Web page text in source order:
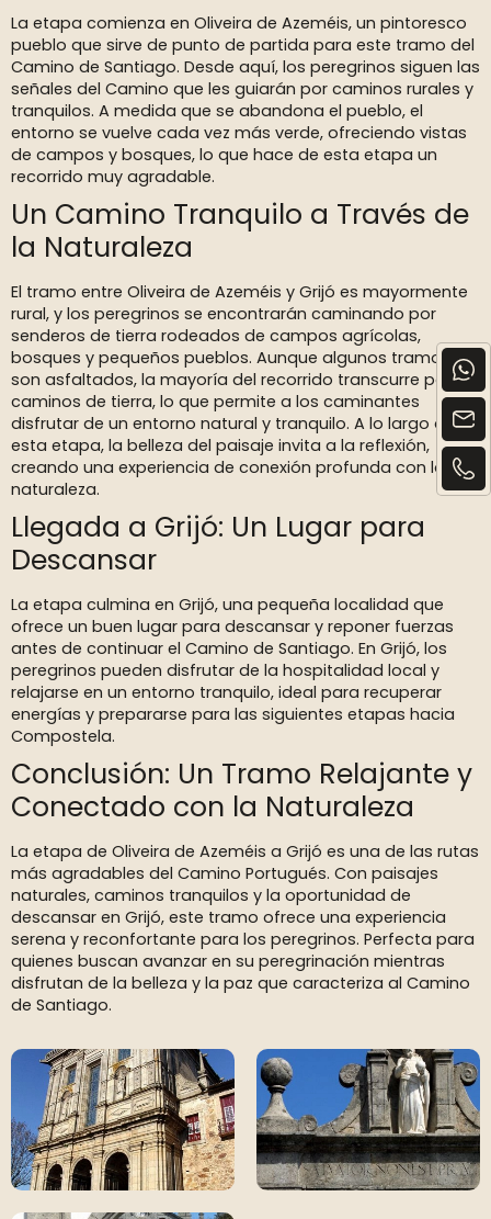
La etapa comienza en Oliveira de Azeméis, un pintoresco
pueblo que sirve de punto de partida para este tramo del
Camino de Santiago. Desde aquí, los peregrinos siguen las
señales del Camino que les guiarán por caminos rurales y
tranquilos. A medida que se abandona el pueblo, el
entorno se vuelve cada vez más verde, ofreciendo vistas
de campos y bosques, lo que hace de esta etapa un
recorrido muy agradable.
Un Camino Tranquilo a Través de
la Naturaleza
El tramo entre Oliveira de Azeméis y Grijó es mayormente
rural, y los peregrinos se encontrarán caminando por
senderos de tierra rodeados de campos agrícolas,
bosques y pequeños pueblos. Aunque algunos tramos
son asfaltados, la mayoría del recorrido transcurre por
caminos de tierra, lo que permite a los caminantes
disfrutar de un entorno natural y tranquilo. A lo largo de
esta etapa, la belleza del paisaje invita a la reflexión,
creando una experiencia de conexión profunda con la
naturaleza.
Llegada a Grijó: Un Lugar para
Descansar
La etapa culmina en Grijó, una pequeña localidad que
ofrece un buen lugar para descansar y reponer fuerzas
antes de continuar el Camino de Santiago. En Grijó, los
peregrinos pueden disfrutar de la hospitalidad local y
relajarse en un entorno tranquilo, ideal para recuperar
energías y prepararse para las siguientes etapas hacia
Compostela.
Conclusión: Un Tramo Relajante y
Conectado con la Naturaleza
La etapa de Oliveira de Azeméis a Grijó es una de las rutas
más agradables del Camino Portugués. Con paisajes
naturales, caminos tranquilos y la oportunidad de
descansar en Grijó, este tramo ofrece una experiencia
serena y reconfortante para los peregrinos. Perfecta para
quienes buscan avanzar en su peregrinación mientras
disfrutan de la belleza y la paz que caracteriza al Camino
de Santiago.